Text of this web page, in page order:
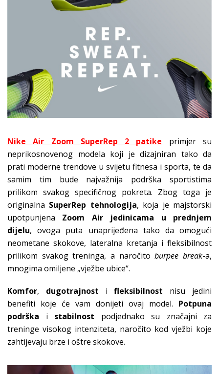
Nike Air Zoom SuperRep 2 patike primjer su
neprikosnovenog modela koji je dizajniran tako da
prati moderne trendove u svijetu fitnesa i sporta, te da
samim tim bude najvažnija podrška sportistima
prilikom svakog specifičnog pokreta. Zbog toga je
originalna SuperRep tehnologija, koja je majstorski
upotpunjena Zoom Air jedinicama u prednjem
dijelu, ovoga puta unaprijeđena tako da omogući
neometane skokove, lateralna kretanja i fleksibilnost
prilikom svakog treninga, a naročitoburpee break-a,
mnogima omiljene „vježbe ubice“.
Komfor, dugotrajnost ifleksibilnost nisu jedini
benefiti koje će vam donijeti ovaj model. Potpuna
podrška i stabilnost podjednako su značajni za
treninge visokog intenziteta, naročito kod vježbi koje
zahtijevaju brze i oštre skokove.